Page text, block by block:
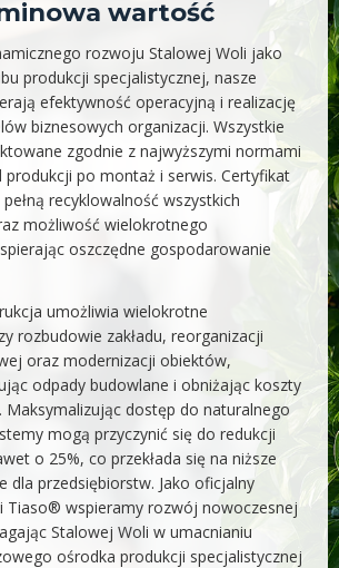
wartość
rozwoju Stalowej Woli jako
produkcji specjalistycznej, nasze
efektywność operacyjną i realizację
biznesowych organizacji. Wszystkie
zgodnie z najwyższymi normami
po montaż i serwis. Certyfikat
recyklowalność wszystkich
możliwość wielokrotnego
oszczędne gospodarowanie
umożliwia wielokrotne
rozbudowie zakładu, reorganizacji
oraz modernizacji obiektów,
odpady budowlane i obniżając koszty
Maksymalizując dostęp do naturalnego
mogą przyczynić się do redukcji
o 25%, co przekłada się na niższe
dla przedsiębiorstw. Jako oficjalny
Tiaso® wspieramy rozwój nowoczesnej
Stalowej Woli w umacnianiu
ośrodka produkcji specjalistycznej